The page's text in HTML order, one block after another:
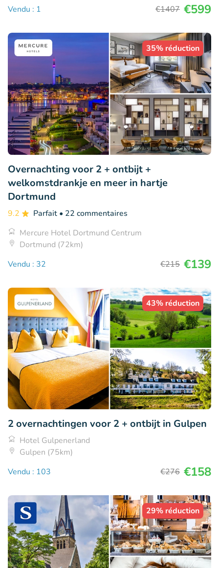
Vendu : 1
€1407 €599
35% réduction
Overnachting voor 2 + ontbijt +
welkomstdrankje en meer in hartje
Dortmund
9.2 Parfait • 22 commentaires
Mercure Hotel Dortmund Centrum
Dortmund (72km)
Vendu : 32
€215 €139
43% réduction
2 overnachtingen voor 2 + ontbijt in Gulpen
Hotel Gulpenerland
Gulpen (75km)
Vendu : 103
€276 €158
29% réduction